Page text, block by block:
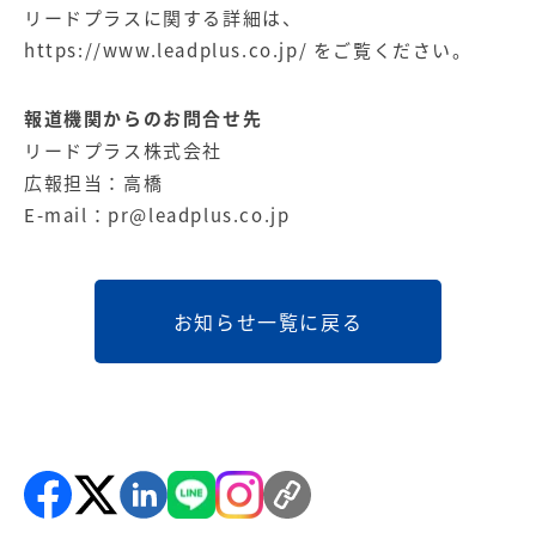
リードプラスに関する詳細は、
https://www.leadplus.co.jp/ をご覧ください。
報道機関からのお問合せ先
リードプラス株式会社
広報担当：高橋
E-mail： pr@leadplus.co.jp
お知らせ一覧に戻る